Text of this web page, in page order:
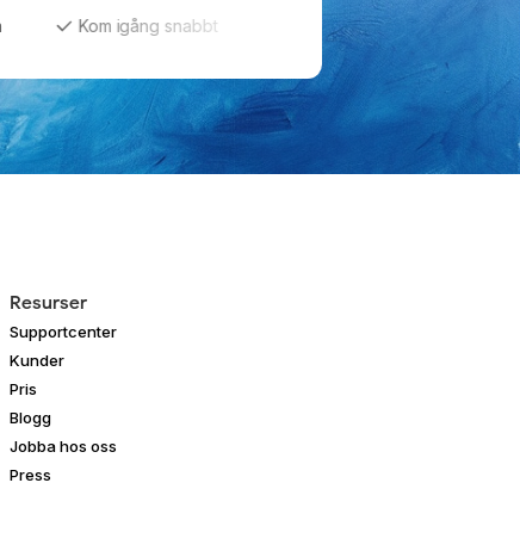
igång snabbt Få hjälp från start till mål
Resurser
Supportcenter
Kunder
Pris
Blogg
Jobba hos oss
Press